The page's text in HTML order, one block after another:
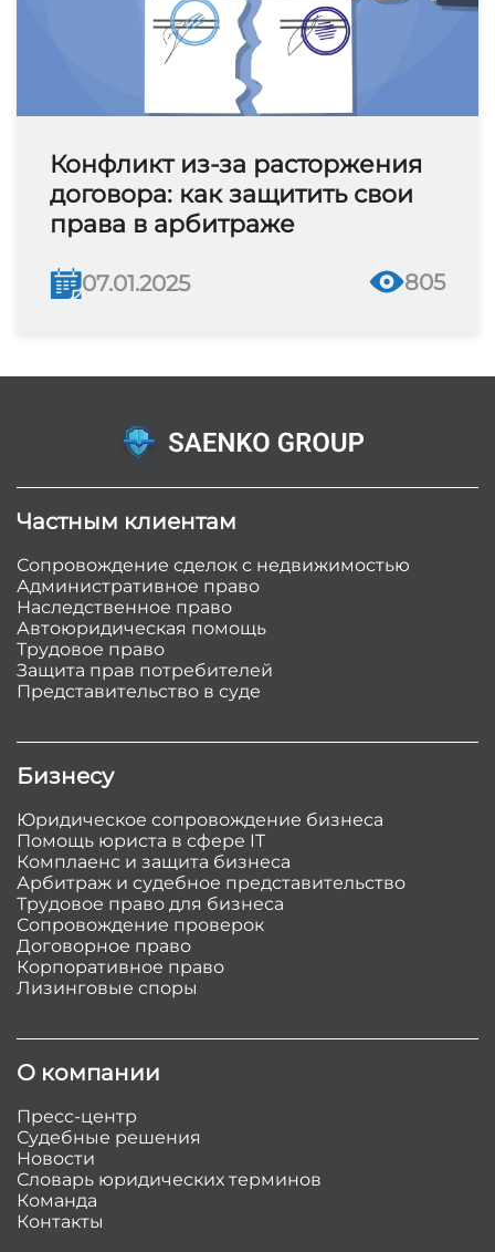
Конфликт из-за расторжения
договора: как защитить свои
права в арбитраже
07.01.2025 805
Частным клиентам
Сопровождение сделок с недвижимостью
Административное право
Наследственное право
Автоюридическая помощь
Трудовое право
Защита прав потребителей
Представительство в суде
Бизнесу
Юридическое сопровождение бизнеса
Помощь юриста в сфере IT
Комплаенс и защита бизнеса
Арбитраж и судебное представительство
Трудовое право для бизнеса
Сопровождение проверок
Договорное право
Корпоративное право
Лизинговые споры
О компании
Пресс-центр
Судебные решения
Новости
Словарь юридических терминов
Команда
Контакты